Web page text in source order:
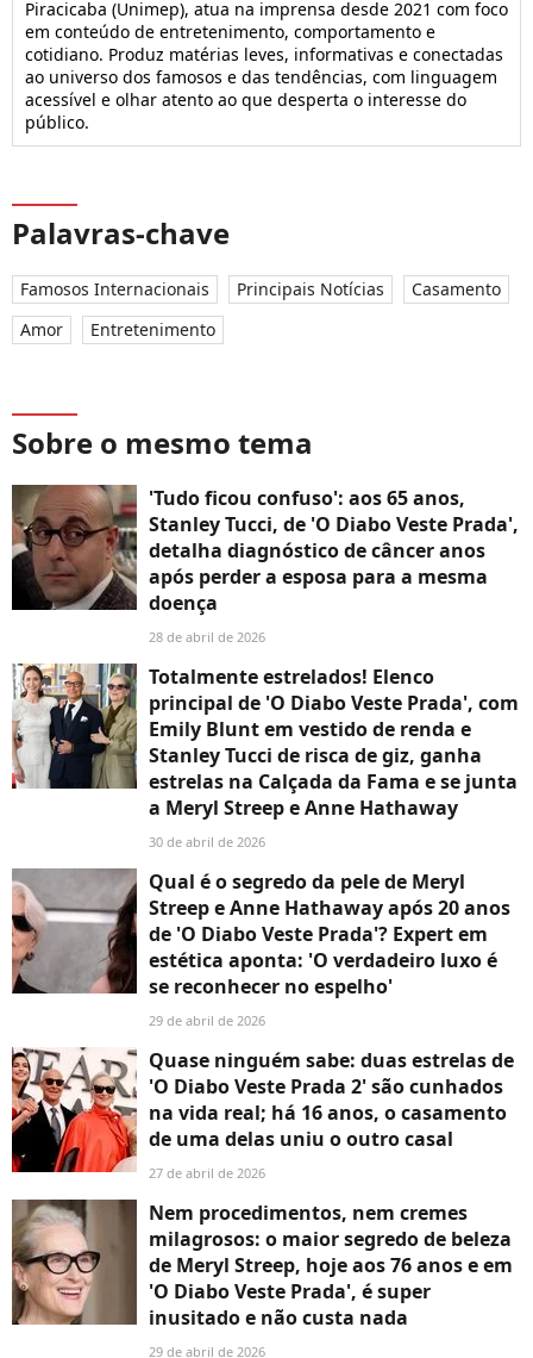
Piracicaba (Unimep), atua na imprensa desde 2021 com foco
em conteúdo de entretenimento, comportamento e
cotidiano. Produz matérias leves, informativas e conectadas
ao universo dos famosos e das tendências, com linguagem
acessível e olhar atento ao que desperta o interesse do
público.
Palavras-chave
Famosos Internacionais Principais Notícias
Casamento
Amor
Entretenimento
Sobre o mesmo tema
'Tudo ficou confuso': aos 65 anos,
Stanley Tucci, de 'O Diabo Veste Prada',
detalha diagnóstico de câncer anos
após perder a esposa para a mesma
doença
28 de abril de 2026
Totalmente estrelados! Elenco
principal de 'O Diabo Veste Prada', com
Emily Blunt em vestido de renda e
Stanley Tucci de risca de giz, ganha
estrelas na Calçada da Fama e se junta
a Meryl Streep e Anne Hathaway
30 de abril de 2026
Qual é o segredo da pele de Meryl
Streep e Anne Hathaway após 20 anos
de 'O Diabo Veste Prada'? Expert em
estética aponta: 'O verdadeiro luxo é
se reconhecer no espelho'
29 de abril de 2026
Quase ninguém sabe: duas estrelas de
'O Diabo Veste Prada 2' são cunhados
na vida real; há 16 anos, o casamento
de uma delas uniu o outro casal
27 de abril de 2026
Nem procedimentos, nem cremes
milagrosos: o maior segredo de beleza
de Meryl Streep, hoje aos 76 anos e em
'O Diabo Veste Prada', é super
inusitado e não custa nada
29 de abril de 2026